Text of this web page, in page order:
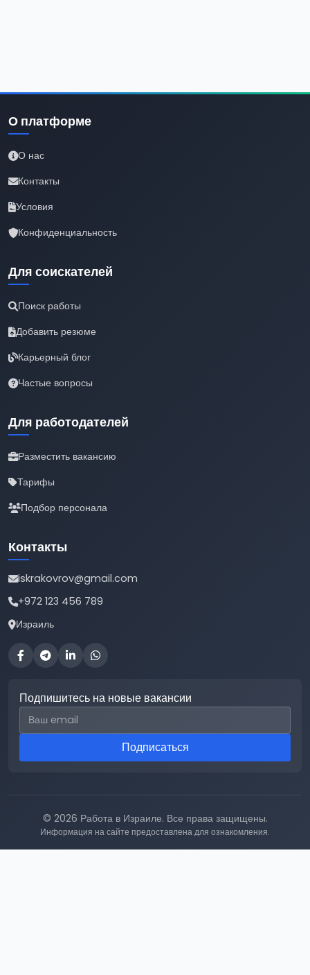
О платформе
О нас
Контакты
Условия
Конфиденциальность
Для соискателей
Поиск работы
Добавить резюме
Карьерный блог
Частые вопросы
Для работодателей
Разместить вакансию
Тарифы
Подбор персонала
Контакты
iskrakovrov@gmail.com
+972 123 456 789
Израиль
Подпишитесь на новые вакансии
Email для подписки
Подписаться
© 2026 Работа в Израиле. Все права защищены.
Информация на сайте предоставлена для ознакомления.